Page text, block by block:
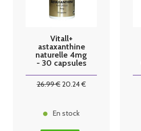
Vitall+
astaxanthine
naturelle 4mg
- 30 capsules
26.99€20.24€
En stock